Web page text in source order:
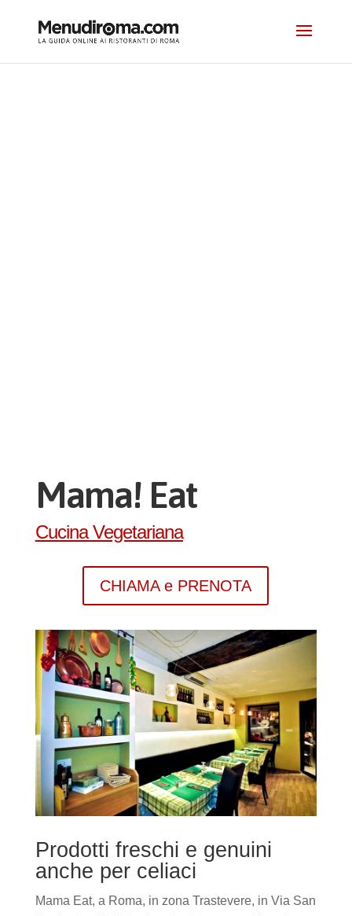
Mama! Eat
Cucina Vegetariana
CHIAMA e PRENOTA
Prodotti freschi e genuini
anche per celiaci
Mama Eat, a Roma, in zona Trastevere, in Via San